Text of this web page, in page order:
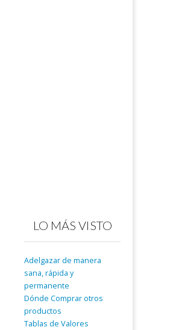
LO MÁS VISTO
Adelgazar de manera
sana, rápida y
permanente
Dónde Comprar otros
productos
Tablas de Valores